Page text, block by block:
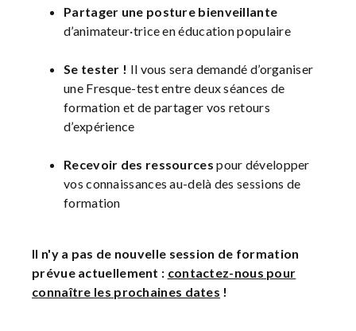
Partager une posture bienveillante
d’animateur·trice en éducation populaire
Se tester ! Il vous sera demandé d’organiser
une Fresque-test entre deux séances de
formation et de partager vos retours
d’expérience
Recevoir des ressources pour développer
vos connaissances au-delà des sessions de
formation
Il n'y a pas de nouvelle session de formation
prévue actuellement : contactez-nous pour
connaître les prochaines dates !